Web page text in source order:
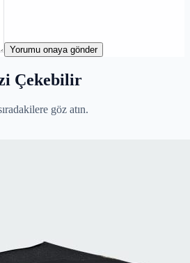
Yorumu onaya gönder
Çekebilir
göz atın.